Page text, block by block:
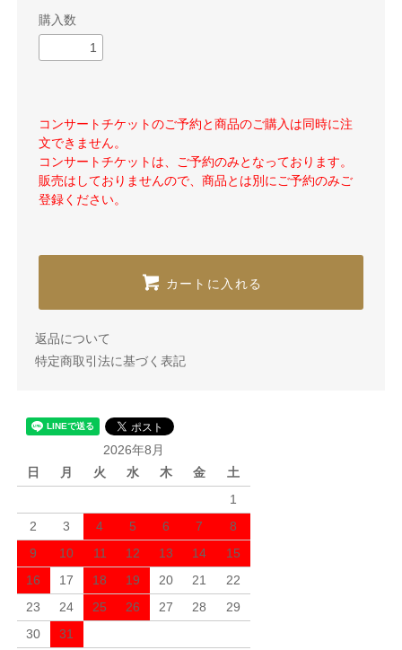
購入数
コンサートチケットのご予約と商品のご購入は同時に注
文できません。
コンサートチケットは、ご予約のみとなっております。
販売はしておりませんので、商品とは別にご予約のみご
登録ください。
カートに入れる
返品について
特定商取引法に基づく表記
2026年8月
日
月 火 水 木 金
土
1
2
3 4 5 6 7
8
9
10 11 12 13 14
15
16
17 18 19 20 21
22
23
24 25 26 27 28
29
30
31